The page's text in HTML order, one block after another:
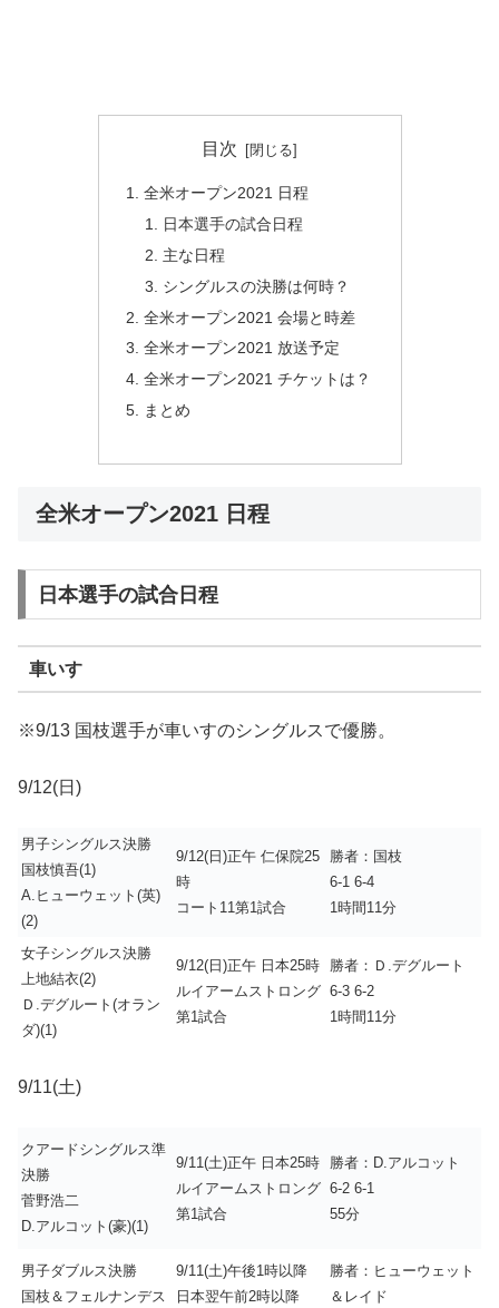
目次
全米オープン2021 日程
日本選手の試合日程
主な日程
シングルスの決勝は何時？
全米オープン2021 会場と時差
全米オープン2021 放送予定
全米オープン2021 チケットは？
まとめ
全米オープン2021 日程
日本選手の試合日程
車いす
※9/13 国枝選手が車いすのシングルスで優勝。
9/12(日)
男子シングルス決勝
国枝慎吾(1)
A.ヒューウェット(英)
(2)
9/12(日)正午 仁保院25
時
コート11第1試合
勝者：国枝
6-1 6-4
1時間11分
女子シングルス決勝
上地結衣(2)
Ｄ.デグルート(オラン
ダ)(1)
9/12(日)正午 日本25時
ルイアームストロング
第1試合
勝者：Ｄ.デグルート
6-3 6-2
1時間11分
9/11(土)
クアードシングルス準
決勝
菅野浩二
D.アルコット(豪)(1)
9/11(土)正午 日本25時
ルイアームストロング
第1試合
勝者：D.アルコット
6-2 6-1
55分
男子ダブルス決勝
国枝＆フェルナンデス
9/11(土)午後1時以降
日本翌午前2時以降
勝者：ヒューウェット
＆レイド